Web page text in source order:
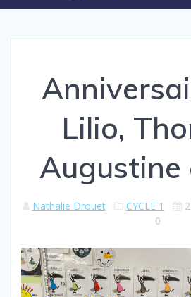
Lilio,
Augustine
Nathalie Drouet CYCLE 1
0